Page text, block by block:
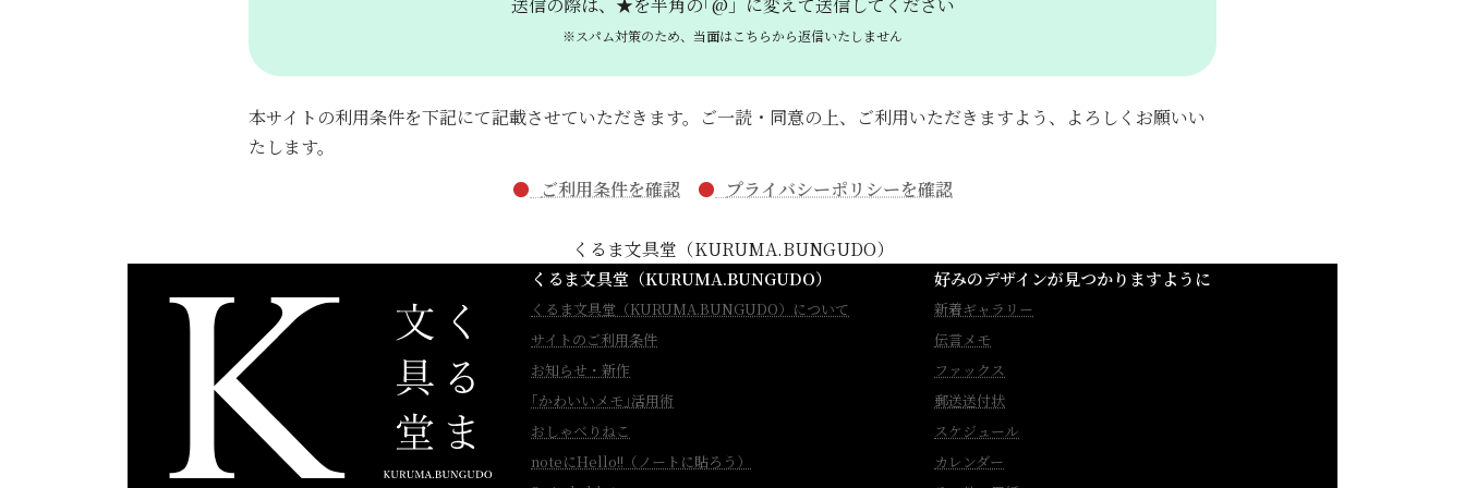
※スパム対策のため、当面はこちらから返信いたしません
本サイトの利用条件を下記にて記載させていただきます。ご一読・同意の上、ご利用いただきますよう、よろしくお願いい
たします。
●
ご利用条件を確認 ● プライバシーポリシーを確認
くるま文具堂（KURUMA.BUNGUDO）
くるま文具堂（KURUMA.BUNGUDO）
くるま文具堂（KURUMA.BUNGUDO）について
サイトのご利用条件
お知らせ・新作
｢かわいいメモ｣活用術
おしゃべりねこ
noteにHello!!（ノートに貼ろう）
好みのデザインが見つかりますように
新着ギャラリー
伝言メモ
ファックス
郵送送付状
スケジュール
カレンダー